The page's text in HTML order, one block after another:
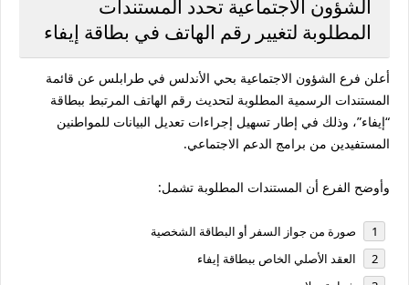
الشؤون الاجتماعية تحدد المستندات
المطلوبة لتغيير رقم الهاتف في بطاقة إيفاء
أعلن فرع الشؤون الاجتماعية بحي الأندلس في طرابلس عن قائمة
المستندات الرسمية المطلوبة لتحديث رقم الهاتف المرتبط ببطاقة
“إيفاء”، وذلك في إطار تسهيل إجراءات تعديل البيانات للمواطنين
المستفيدين من برامج الدعم الاجتماعي.
وأوضح الفرع أن المستندات المطلوبة تشمل:
صورة من جواز السفر أو البطاقة الشخصية
العقد الأصلي الخاص ببطاقة إيفاء